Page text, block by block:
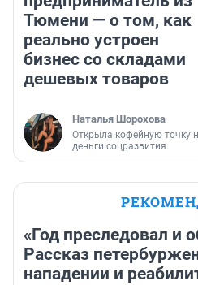
Тюмени — о том, как
реально устроен
бизнес со складами
дешевых товаров
Наталья Шорохова
Открыла кофейную точку
деньги соцразвития
«Год преследовал и
Рассказ
нападении и